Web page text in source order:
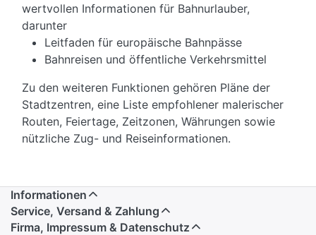
wertvollen Informationen für Bahnurlauber,
darunter
Leitfaden für europäische Bahnpässe
Bahnreisen und öffentliche Verkehrsmittel
Zu den weiteren Funktionen gehören Pläne der
Stadtzentren, eine Liste empfohlener malerischer
Routen, Feiertage, Zeitzonen, Währungen sowie
nützliche Zug- und Reiseinformationen.
Informationen
Service, Versand & Zahlung
Firma, Impressum & Datenschutz